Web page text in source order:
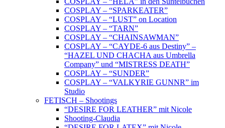
COSPLAY – “SPARKEATER”
COSPLAY – “LUST” on Location
COSPLAY – “TARN”
COSPLAY – “CHAINSAWMAN”
COSPLAY – “CAYDE-6 aus Destiny” –
“HAZEL UND CHACHA aus Umbrella
Company” und “MISTRESS DEATH”
COSPLAY – “SUNDER”
COSPLAY – “VALKYRIE GUNNR” im
Studio
FETISCH – Shootings
“DESIRE FOR LEATHER” mit Nicole
Shooting-Claudia